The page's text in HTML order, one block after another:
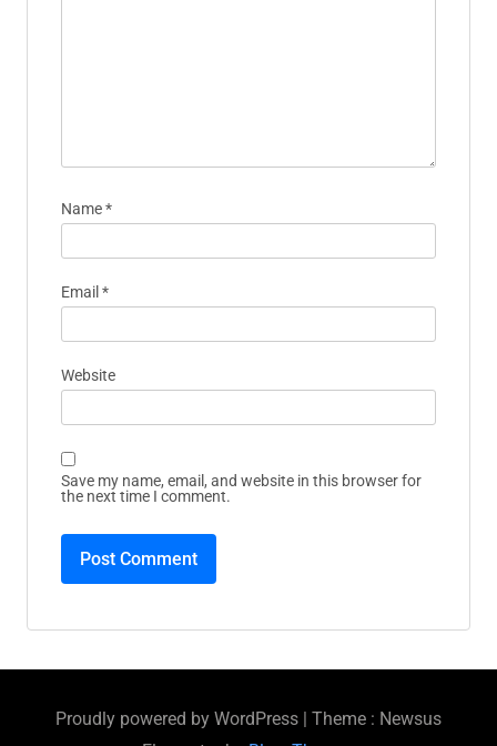
Name*
Email *
Website
Save my name, email, and website in this browser for
the next time I comment.
Proudly powered by WordPress
Theme : Newsus